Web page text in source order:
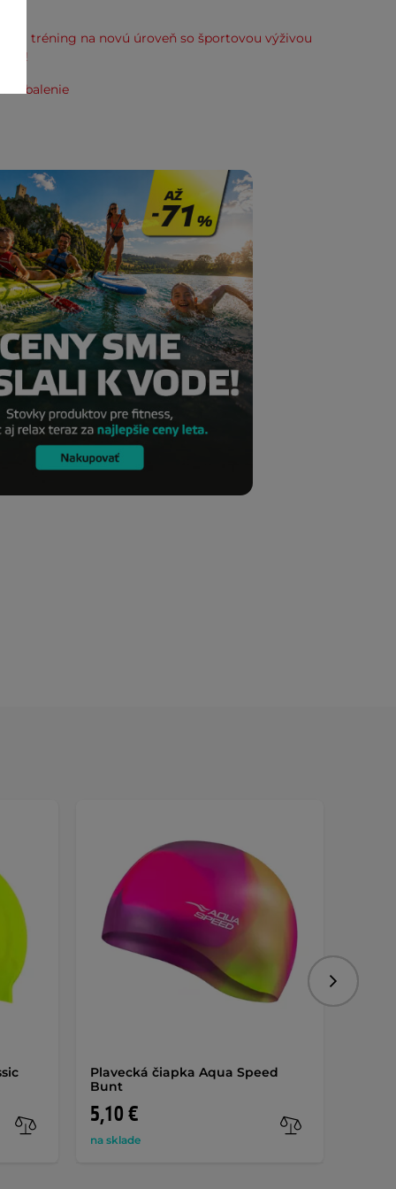
svoj tréning na novú úroveň so športovou výživou
zabalenie
Plavecká čiapka Aqua Speed
Bunt
5,10 €
na sklade